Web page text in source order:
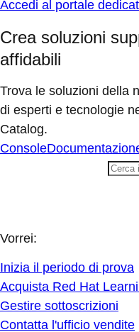
Accedi al portale
Crea soluzioni
affidabili
Trova le soluzioni della
di esperti e tecnologie
Catalog.
Console
Vorrei:
Inizia il periodo di prova
Acquista Red Hat
Gestire sottoscrizioni
Contatta l'ufficio vendite